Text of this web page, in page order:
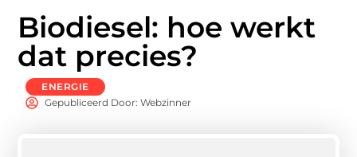
Biodiesel: hoe werkt
dat precies?
ENERGIE
Gepubliceerd Door: Webzinner